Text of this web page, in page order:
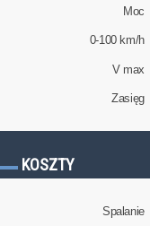
Moc
0-100 km/h
V max
Zasięg
KOSZTY
Spalanie